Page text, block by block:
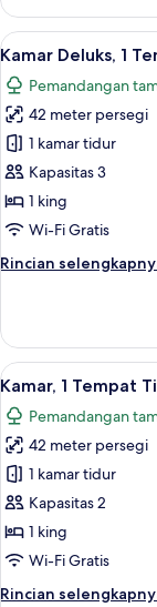
Suite
Deluks,
1
Tempat
Tidur
King,
balkon
Lihat
semua
foto
untuk
Kamar
Deluks,
1
Tempat
King,
15
Kamar Deluks, 1
Pemandangan
42 meter persegi
1 kamar tidur
Kapasitas 3
1 king
Wi-Fi Gratis
Rincian
Rincian
Kamar
Deluks,
1
Tempat
Tidur
King,
balkon
(View)
Lihat
semua
foto
untuk
Kamar,
1
Tempat
Tidur
8
Kamar, 1 Tempat
Pemandangan
42 meter persegi
1 kamar tidur
Kapasitas 2
1 king
Wi-Fi Gratis
Rincian
Rincian